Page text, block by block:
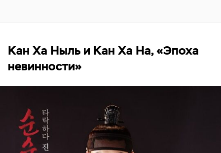
Кан Ха Ныль и Кан Ха На, «Эпоха
невинности»